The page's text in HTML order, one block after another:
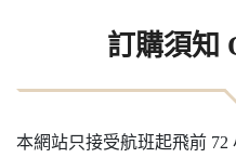
訂購須知
本網站只接受航班起飛前 72